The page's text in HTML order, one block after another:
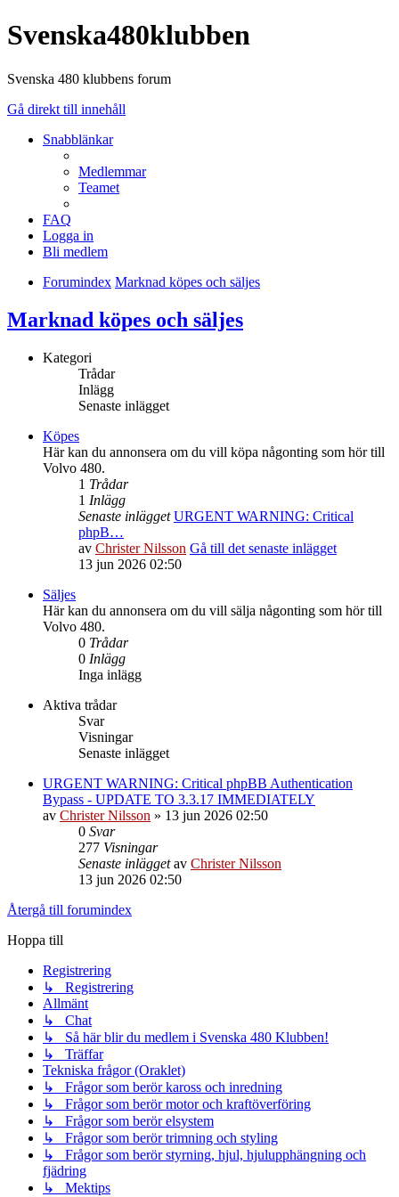
Svenska480klubben
Svenska 480 klubbens forum
Gå direkt till innehåll
Snabblänkar
Medlemmar
Teamet
FAQ
Logga in
Bli medlem
Forumindex Marknad köpes och säljes
Marknad köpes och säljes
Kategori
Trådar
Inlägg
Senaste inlägget
Köpes
Här kan du annonsera om du vill köpa någonting som hör till
Volvo 480.
1 Trådar
1 Inlägg
Senaste inlägget URGENT WARNING: Critical
phpB…
av Christer Nilsson Gå till det senaste inlägget
13 jun 2026 02:50
Säljes
Här kan du annonsera om du vill sälja någonting som hör till
Volvo 480.
0 Trådar
0 Inlägg
Inga inlägg
Aktiva trådar
Svar
Visningar
Senaste inlägget
URGENT WARNING: Critical phpBB Authentication
Bypass - UPDATE TO 3.3.17 IMMEDIATELY
av Christer Nilsson » 13 jun 2026 02:50
0 Svar
277 Visningar
Senaste inläggetav Christer Nilsson
13 jun 2026 02:50
Återgå till forumindex
Hoppa till
Registrering
↳ Registrering
Allmänt
↳ Chat
↳ Så här blir du medlem i Svenska 480 Klubben!
↳ Träffar
Tekniska frågor (Oraklet)
↳ Frågor som berör kaross och inredning
↳ Frågor som berör motor och kraftöverföring
↳ Frågor som berör elsystem
↳ Frågor som berör trimning och styling
↳ Frågor som berör styrning, hjul, hjulupphängning och
fjädring
↳ Mektips